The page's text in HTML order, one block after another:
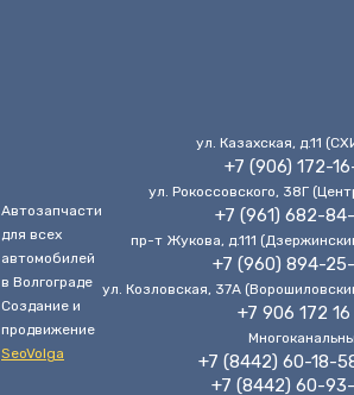
Автозапчасти
для всех
автомобилей
в Волгограде
Cоздание и
продвижение
SeoVolga
ул. Казахская, д.11
+7 (906) 172-
ул. Рокоссовского, 38Г
+7 (961) 682-
пр-т Жукова, д.111
+7 (960) 894-
ул. Козловская, 37А
+7 906 172
+7 (8442) 60-18-
+7 (8442) 60-